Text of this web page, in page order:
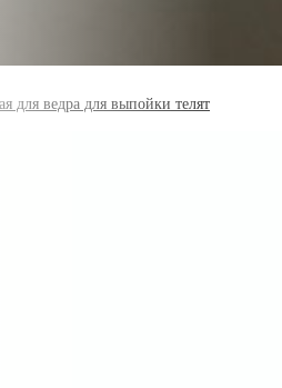
для ведра для выпойки телят